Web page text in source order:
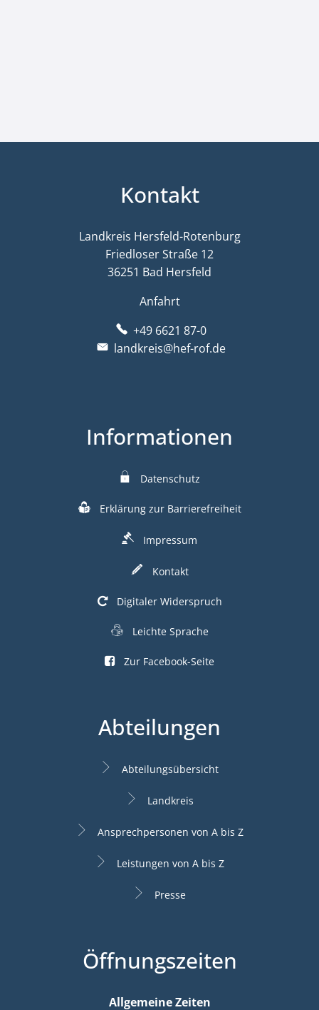
Kontakt
Landkreis Hersfeld-Rotenburg
Friedloser Straße 12
36251 Bad Hersfeld
Anfahrt
+49 6621 87-0
landkreis@hef-rof.de
Informationen
Datenschutz
Erklärung zur Barrierefreiheit
Impressum
Kontakt
Digitaler Widerspruch
Leichte Sprache
Zur Facebook-Seite
Abteilungen
Abteilungsübersicht
Landkreis
Ansprechpersonen von A bis Z
Leistungen von A bis Z
Presse
Öffnungszeiten
Allgemeine Zeiten